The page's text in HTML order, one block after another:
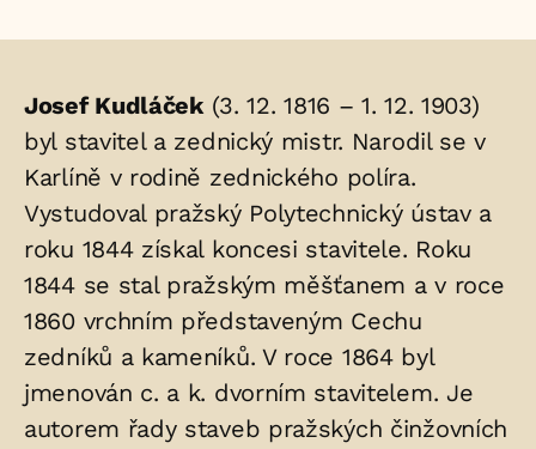
Životopis
osoby/osob
uložených
v
hrobu:
Josef Kudláček(3. 12. 1816 – 1. 12. 1903)
byl stavitel a zednický mistr. Narodil se v
Karlíně v rodině zednického políra.
Vystudoval pražský Polytechnický ústav a
roku 1844 získal koncesi stavitele. Roku
1844 se stal pražským měšťanem a v roce
1860 vrchním představeným Cechu
zedníků a kameníků. V roce 1864 byl
jmenován c. a k. dvorním stavitelem. Je
autorem řady staveb pražských činžovních